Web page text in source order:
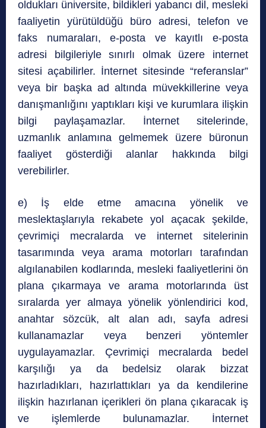
oldukları üniversite, bildikleri yabancı dil, mesleki
faaliyetin yürütüldüğü büro adresi, telefon ve
faks numaraları, e-posta ve kayıtlı e-posta
adresi bilgileriyle sınırlı olmak üzere internet
sitesi açabilirler. İnternet sitesinde “referanslar”
veya bir başka ad altında müvekkillerine veya
danışmanlığını yaptıkları kişi ve kurumlara ilişkin
bilgi paylaşamazlar. İnternet sitelerinde,
uzmanlık anlamına gelmemek üzere büronun
faaliyet gösterdiği alanlar hakkında bilgi
verebilirler.
e) İş elde etme amacına yönelik ve
meslektaşlarıyla rekabete yol açacak şekilde,
çevrimiçi mecralarda ve internet sitelerinin
tasarımında veya arama motorları tarafından
algılanabilen kodlarında, mesleki faaliyetlerini ön
plana çıkarmaya ve arama motorlarında üst
sıralarda yer almaya yönelik yönlendirici kod,
anahtar sözcük, alt alan adı, sayfa adresi
kullanamazlar veya benzeri yöntemler
uygulayamazlar. Çevrimiçi mecralarda bedel
karşılığı ya da bedelsiz olarak bizzat
hazırladıkları, hazırlattıkları ya da kendilerine
ilişkin hazırlanan içerikleri ön plana çıkaracak iş
ve işlemlerde bulunamazlar. İnternet